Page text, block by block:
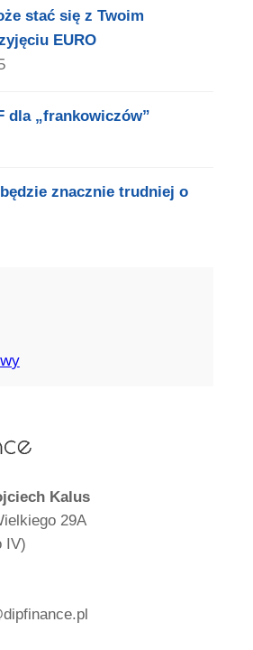
stać się z Twoim
EURO
dla „frankowiczów”
znacznie trudniej o
Kalus
29A
IV)